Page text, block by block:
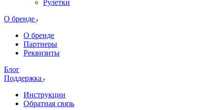
Рулетки
О бренде
О бренде
Партнеры
Реквизиты
Блог
Поддержка
Инструкции
Обратная связь